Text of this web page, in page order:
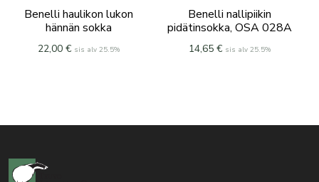
Benelli haulikon lukon
hännän sokka
22,00 € sis alv 25.5%
Benelli nallipiikin
pidätinsokka, OSA 028A
14,65 € sis alv 25.5%